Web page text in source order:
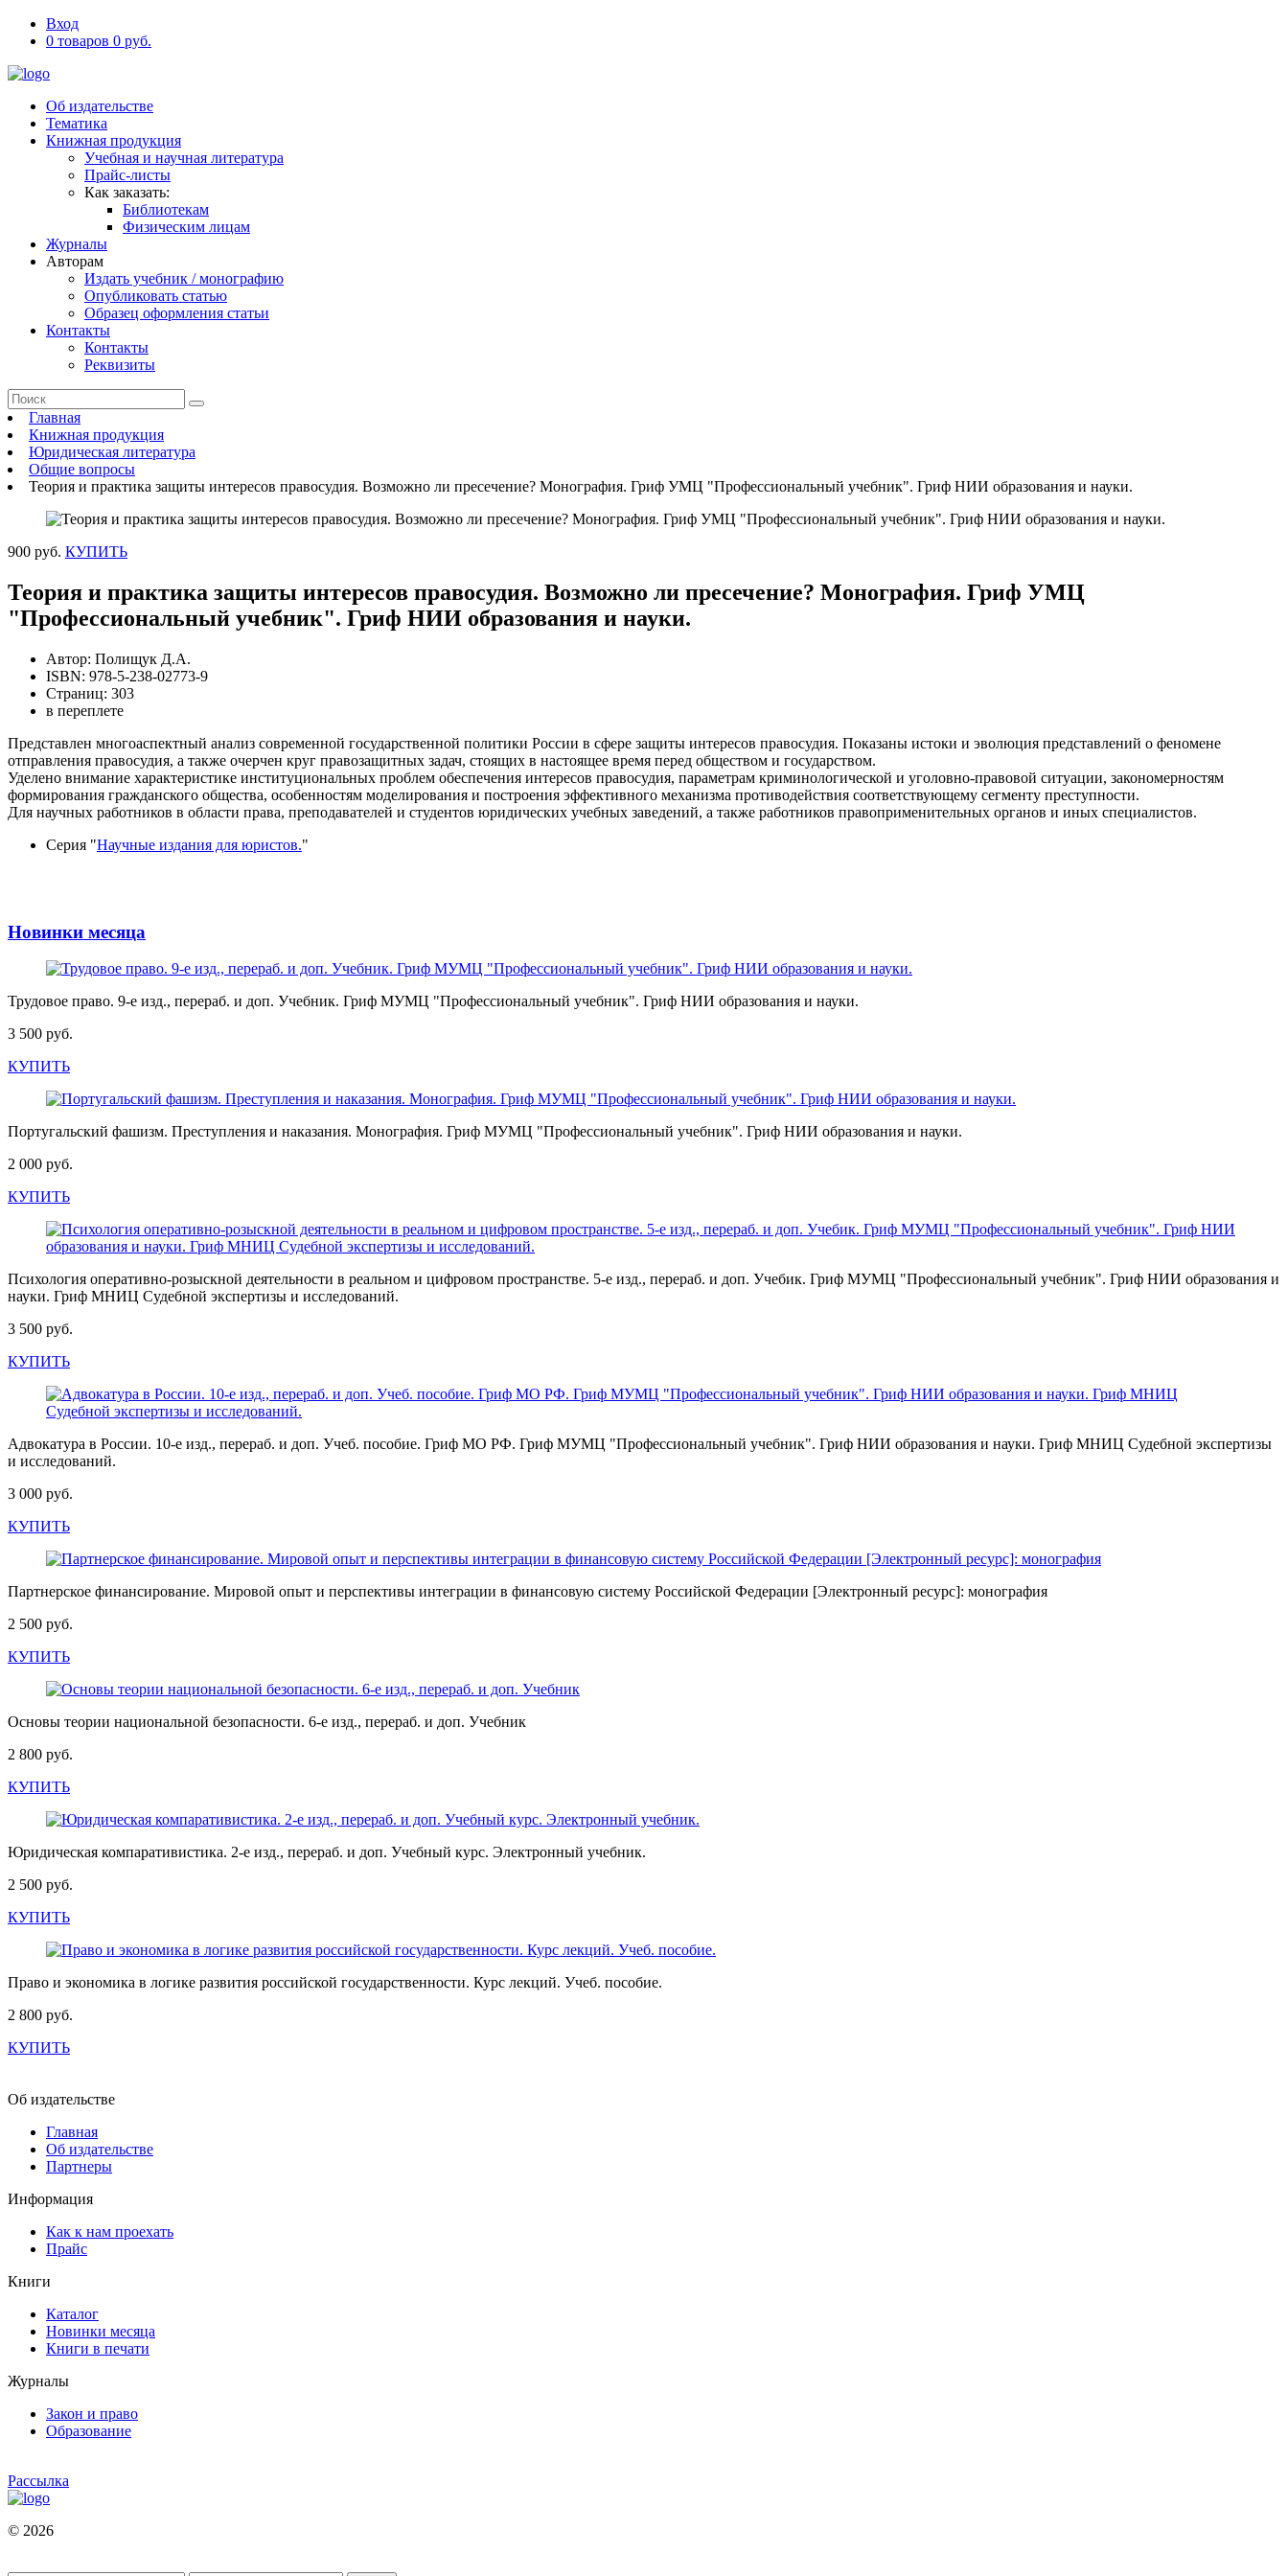
Вход
0 товаров 0 руб.
Об издательстве
Тематика
Книжная продукция
Учебная и научная литература
Прайс-листы
Как заказать:
Библиотекам
Физическим лицам
Журналы
Авторам
Издать учебник / монографию
Опубликовать статью
Образец оформления статьи
Контакты
Контакты
Реквизиты
Главная
Книжная продукция
Юридическая литература
Общие вопросы
Теория и практика защиты интересов правосудия. Возможно ли пресечение? Монография. Гриф УМЦ "Профессиональный учебник". Гриф НИИ образования и науки.
900 руб. КУПИТЬ
Теория и практика защиты интересов правосудия. Возможно ли пресечение? Монография. Гриф УМЦ
"Профессиональный учебник". Гриф НИИ образования и науки.
Автор: Полищук Д.А.
ISBN: 978-5-238-02773-9
Страниц: 303
в переплете
Представлен многоаспектный анализ современной государственной политики России в сфере защиты интересов правосудия. Показаны истоки и эволюция представлений о феномене
отправления правосудия, а также очерчен круг правозащитных задач, стоящих в настоящее время перед обществом и государством.
Уделено внимание характеристике институциональных проблем обеспечения интересов правосудия, параметрам криминологической и уголовно-правовой ситуации, закономерностям
формирования гражданского общества, особенностям моделирования и построения эффективного механизма противодействия соответствующему сегменту преступности.
Для научных работников в области права, преподавателей и студентов юридических учебных заведений, а также работников правоприменительных органов и иных специалистов.
Серия "Научные издания для юристов."
Новинки месяца
Трудовое право. 9-е изд., перераб. и доп. Учебник. Гриф МУМЦ "Профессиональный учебник". Гриф НИИ образования и науки.
3 500 руб.
КУПИТЬ
Португальский фашизм. Преступления и наказания. Монография. Гриф МУМЦ "Профессиональный учебник". Гриф НИИ образования и науки.
2 000 руб.
КУПИТЬ
Психология оперативно-розыскной деятельности в реальном и цифровом пространстве. 5-е изд., перераб. и доп. Учебик. Гриф МУМЦ "Профессиональный учебник". Гриф НИИ образования и
науки. Гриф МНИЦ Судебной экспертизы и исследований.
3 500 руб.
КУПИТЬ
Адвокатура в России. 10-е изд., перераб. и доп. Учеб. пособие. Гриф МО РФ. Гриф МУМЦ "Профессиональный учебник". Гриф НИИ образования и науки. Гриф МНИЦ Судебной экспертизы
и исследований.
3 000 руб.
КУПИТЬ
Партнерское финансирование. Мировой опыт и перспективы интеграции в финансовую систему Российской Федерации [Электронный ресурс]: монография
2 500 руб.
КУПИТЬ
Основы теории национальной безопасности. 6-е изд., перераб. и доп. Учебник
2 800 руб.
КУПИТЬ
Юридическая компаративистика. 2-е изд., перераб. и доп. Учебный курс. Электронный учебник.
2 500 руб.
КУПИТЬ
Право и экономика в логике развития российской государственности. Курс лекций. Учеб. пособие.
2 800 руб.
КУПИТЬ
Об издательстве
Главная
Об издательстве
Партнеры
Информация
Как к нам проехать
Прайс
Книги
Каталог
Новинки месяца
Книги в печати
Журналы
Закон и право
Образование
Рассылка
© 2026